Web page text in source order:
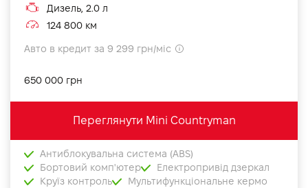
Дизель, 2.0 л
124 800 км
Авто в кредит за 9 299 грн/міс
650 000 грн
Переглянути Mini Countryman
Антиблокувальна система (ABS)
Бортовий комп'ютер
Електропривід дзеркал
Круїз контроль
Мультифункціональне кермо